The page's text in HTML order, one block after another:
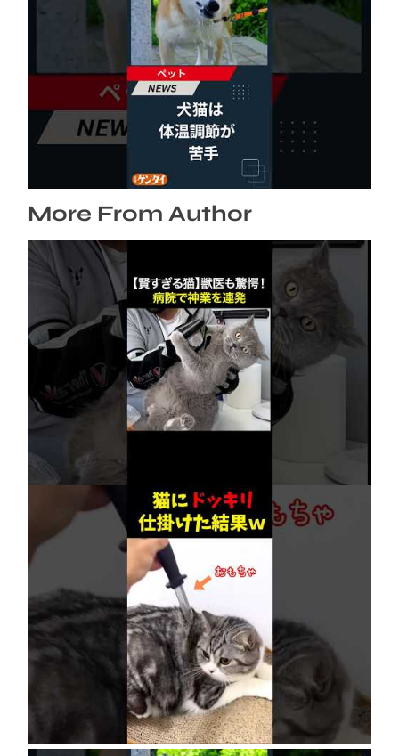
犬猫は体温調節が苦手、しかも夏バテは胃腸に
出る…そんなときの対処法とは？ #犬 #猫 #ペ
ット #飼い猫 #飼い犬 #熱中症 #日刊ゲンダイ
More From Author
【賢すぎる猫】獣医も驚愕！病院で神業を連発
2026年8月6日
ネコにドッキリ仕掛けた結果５選 #猫のいる暮
らし #cat #面白集 #ねこ #笑ったら負け
2026年8月6日